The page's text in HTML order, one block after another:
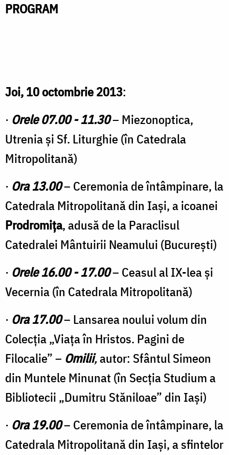
PROGRAM
Joi, 10 octombrie 2013:
· Orele 07.00 - 11.30– Miezonoptica,
Utrenia şi Sf. Liturghie (în Catedrala
Mitropolitană)
· Ora 13.00– Ceremonia de întâmpinare, la
Catedrala Mitropolitană din Iași, a icoanei
Prodromița, adusă de la Paraclisul
Catedralei Mântuirii Neamului (București)
· Orele 16.00 - 17.00– Ceasul al IX-lea și
Vecernia (în Catedrala Mitropolitană)
· Ora 17.00– Lansarea noului volum din
Colecția „Viața în Hristos. Pagini de
Filocalie” – Omilii,autor: Sfântul Simeon
din Muntele Minunat (în Secția Studium a
Bibliotecii „Dumitru Stăniloae” din Iași)
· Ora 19.00– Ceremonia de întâmpinare, la
Catedrala Mitropolitană din Iași, a sfintelor